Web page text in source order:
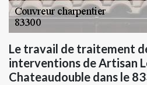
Le travail de traitement
interventions de Artisan
Chateaudouble dans le